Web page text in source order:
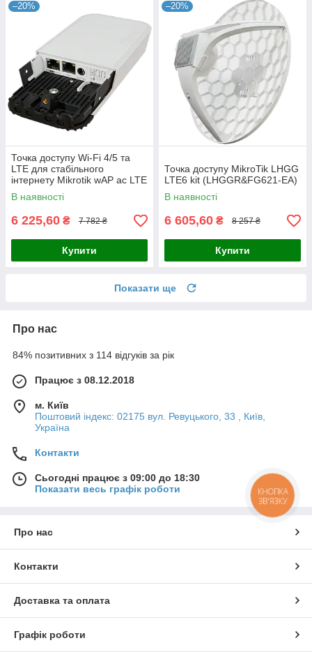
–20%
Точка доступу Wi-Fi 4/5 та
LTE для стабільного
інтернету Mikrotik wAP ac LTE
kit (2024) (wAPGR-
5HacD2HnD&EC200A-EU)
В наявності
6 225,60 ₴ 7 782 ₴
Купити
–20%
Точка доступу MikroTik LHGG
LTE6 kit (LHGGR&FG621-EA)
В наявності
6 605,60 ₴ 8 257 ₴
Купити
Показати ще
Про нас
84% позитивних з 114 відгуків за рік
Працює з 08.12.2018
м. Київ
Поштовий індекс: 02175 вул. Ревуцького, 33 , Київ,
Україна
Контакти
Сьогодні працює з 09:00 до 18:30
Показати весь графік роботи
Про нас
Контакти
Доставка та оплата
Графік роботи
КНОПКА
ЗВ'ЯЗКУ